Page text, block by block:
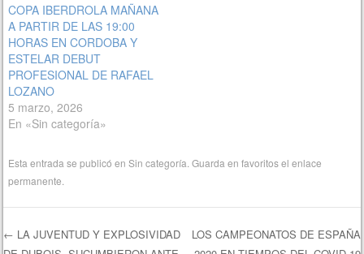
COPA IBERDROLA MAÑANA
A PARTIR DE LAS 19:00
HORAS EN CORDOBA Y
ESTELAR DEBUT
PROFESIONAL DE RAFAEL
LOZANO
5 marzo, 2026
En «Sin categoría»
Esta entrada se publicó enSin categoría . Guarda en favoritos elenlace
permanente
← LA JUVENTUD Y EXPLOSIVIDAD
LOS CAMPEONATOS DE ESPAÑA